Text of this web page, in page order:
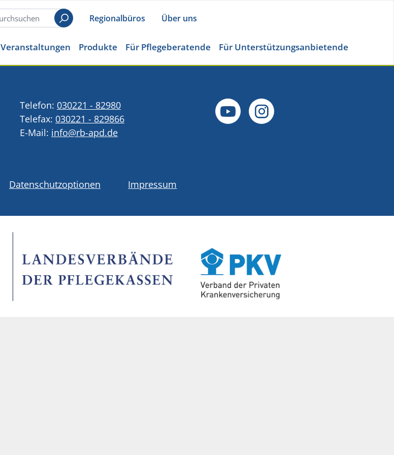
SuchenRegionalbüros Über uns
Veranstaltungen Produkte Für Pflegeberatende Für Unterstützungsanbietende
Telefon: 030221 - 82980
Telefax: 030221 - 829866
E-Mail: info@rb-apd.de
Datenschutzoptionen Impressum